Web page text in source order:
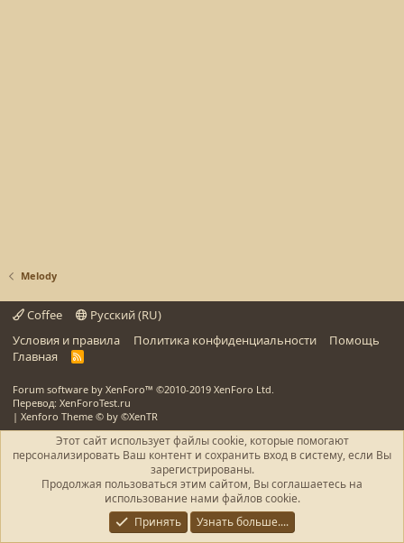
Melody
Coffee
Русский (RU)
Условия и правила
Политика конфиденциальности
Помощь
Главная
R
Forum software by XenForo™ ©2010-2019 XenForo Ltd.
Перевод: XenForoTest.ru
| Xenforo Theme © by ©XenTR
Этот сайт использует файлы cookie, которые помогают
персонализировать Ваш контент и сохранить вход в систему, если Вы
зарегистрированы.
Продолжая пользоваться этим сайтом, Вы соглашаетесь на
использование нами файлов cookie.
Принять
Узнать больше....